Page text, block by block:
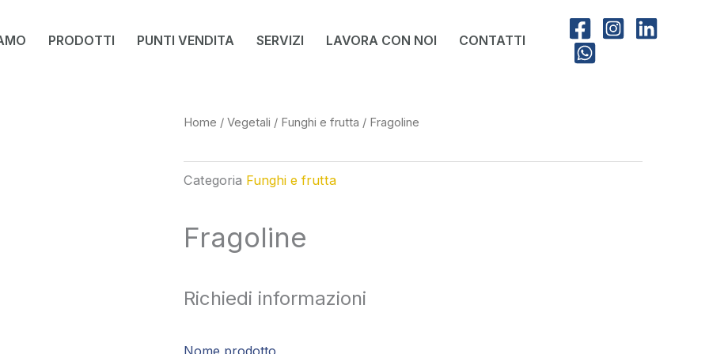
PRODOTTI PUNTI VENDITA SERVIZI LAVORA CON NOI CONTATTI
Home / Vegetali / Funghi e frutta / Fragoline
Categoria Funghi e frutta
Fragoline
Richiedi informazioni